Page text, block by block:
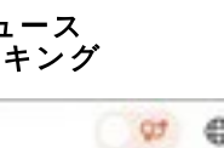
ース
ング